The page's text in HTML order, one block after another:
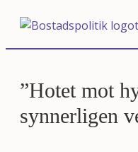
”Hotet mot
synnerligen